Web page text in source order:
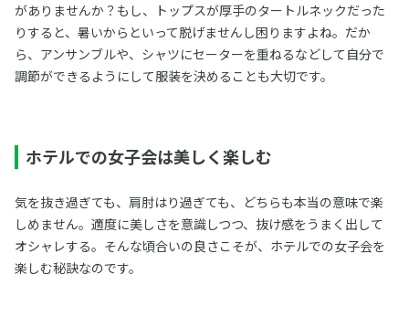
がありませんか？もし、トップスが厚手のタートルネックだった
りすると、暑いからといって脱げませんし困りますよね。だか
ら、アンサンブルや、シャツにセーターを重ねるなどして自分で
調節ができるようにして服装を決めることも大切です。
ホテルでの女子会は美しく楽しむ
気を抜き過ぎても、肩肘はり過ぎても、どちらも本当の意味で楽
しめません。適度に美しさを意識しつつ、抜け感をうまく出して
オシャレする。そんな頃合いの良さこそが、ホテルでの女子会を
楽しむ秘訣なのです。